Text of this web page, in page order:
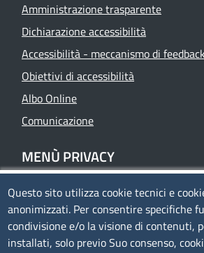
Amministrazione trasparente
Dichiarazione accessibilità
Accessibilità - meccanismo di feedback
Obiettivi di accessibilità
Albo Online
Comunicazione
MENÙ PRIVACY
Privacy
Cookie policy
Note legali
Questo sito utilizza cookie tecnici e
anonimizzati. Per consentire specifiche
condivisione e/o la visione di contenuti,
installati, solo previo Suo consenso,